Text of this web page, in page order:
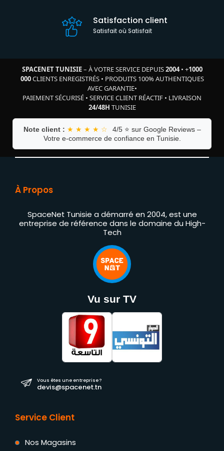
Satisfaction client
Satisfait où Satisfait
SPACENET TUNISIE– À VOTRE SERVICE DEPUIS2004• +1000
000CLIENTS ENREGISTRÉS• PRODUITS 100% AUTHENTIQUES
AVEC GARANTIE•
PAIEMENT SÉCURISÉ • SERVICE CLIENT RÉACTIF • LIVRAISON
24/48H TUNISIE
Note client : ★ ★ ★ ★ ☆
4/5 ⭐ sur Google Reviews –
Votre e-commerce de confiance en Tunisie.
À Propos
SpaceNet Tunisie a démarré en 2004, est une
entreprise de référence dans le domaine du High-
Tech
Vu sur TV
Vous êtes une entreprise ?
devis@spacenet.tn
Service Client
Nos Magasins